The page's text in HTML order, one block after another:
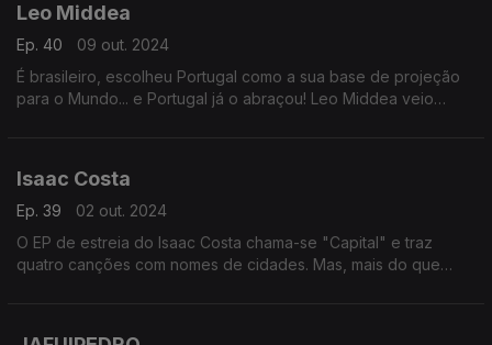
Leo Middea
Ep. 40
09 out. 2024
É brasileiro, escolheu Portugal como a sua base de projeção
para o Mundo... e Portugal já o abraçou! Leo Middea veio
Isaac Costa
Ep. 39
02 out. 2024
O EP de estreia do Isaac Costa chama-se "Capital" e traz
quatro canções com nomes de cidades. Mas, mais do que